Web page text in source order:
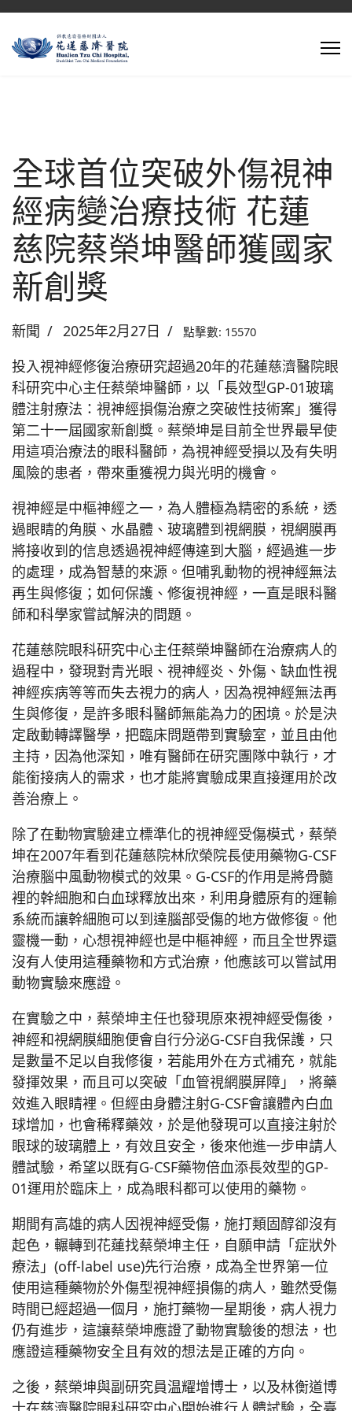
全球首位突破外傷視神
經病變治療技術 花蓮
慈院蔡榮坤醫師獲國家
新創獎
新聞 2025年2月27日 點擊數: 15570
投入視神經修復治療研究超過20年的花蓮慈濟醫院眼
科研究中心主任蔡榮坤醫師，以「長效型GP-01玻璃
體注射療法：視神經損傷治療之突破性技術案」獲得
第二十一屆國家新創獎。蔡榮坤是目前全世界最早使
用這項治療法的眼科醫師，為視神經受損以及有失明
風險的患者，帶來重獲視力與光明的機會。
視神經是中樞神經之一，為人體極為精密的系統，透
過眼睛的角膜、水晶體、玻璃體到視網膜，視網膜再
將接收到的信息透過視神經傳達到大腦，經過進一步
的處理，成為智慧的來源。但哺乳動物的視神經無法
再生與修復；如何保護、修復視神經，一直是眼科醫
師和科學家嘗試解決的問題。
花蓮慈院眼科研究中心主任蔡榮坤醫師在治療病人的
過程中，發現對青光眼、視神經炎、外傷、缺血性視
神經疾病等等而失去視力的病人，因為視神經無法再
生與修復，是許多眼科醫師無能為力的困境。於是決
定啟動轉譯醫學，把臨床問題帶到實驗室，並且由他
主持，因為他深知，唯有醫師在研究團隊中執行，才
能銜接病人的需求，也才能將實驗成果直接運用於改
善治療上。
除了在動物實驗建立標準化的視神經受傷模式，蔡榮
坤在2007年看到花蓮慈院林欣榮院長使用藥物G-CSF
治療腦中風動物模式的效果。G-CSF的作用是將骨髓
裡的幹細胞和白血球釋放出來，利用身體原有的運輸
系統而讓幹細胞可以到達腦部受傷的地方做修復。他
靈機一動，心想視神經也是中樞神經，而且全世界還
沒有人使用這種藥物和方式治療，他應該可以嘗試用
動物實驗來應證。
在實驗之中，蔡榮坤主任也發現原來視神經受傷後，
神經和視網膜細胞便會自行分泌G-CSF自我保護，只
是數量不足以自我修復，若能用外在方式補充，就能
發揮效果，而且可以突破「血管視網膜屏障」，將藥
效進入眼睛裡。但經由身體注射G-CSF會讓體內白血
球增加，也會稀釋藥效，於是他發現可以直接注射於
眼球的玻璃體上，有效且安全，後來他進一步申請人
體試驗，希望以既有G-CSF藥物倍血添長效型的GP-
01運用於臨床上，成為眼科都可以使用的藥物。
期間有高雄的病人因視神經受傷，施打類固醇卻沒有
起色，輾轉到花蓮找蔡榮坤主任，自願申請「症狀外
療法」(off-label use)先行治療，成為全世界第一位
使用這種藥物於外傷型視神經損傷的病人，雖然受傷
時間已經超過一個月，施打藥物一星期後，病人視力
仍有進步，這讓蔡榮坤應證了動物實驗後的想法，也
應證這種藥物安全且有效的想法是正確的方向。
之後，蔡榮坤與副研究員温耀增博士，以及林衡道博